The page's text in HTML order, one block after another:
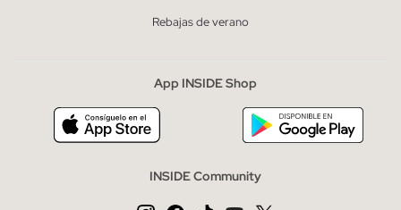
Rebajas de verano
App INSIDE Shop
INSIDE Community